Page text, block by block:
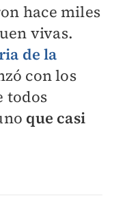
hace miles
vivas.
de la
con los
todos
que casi